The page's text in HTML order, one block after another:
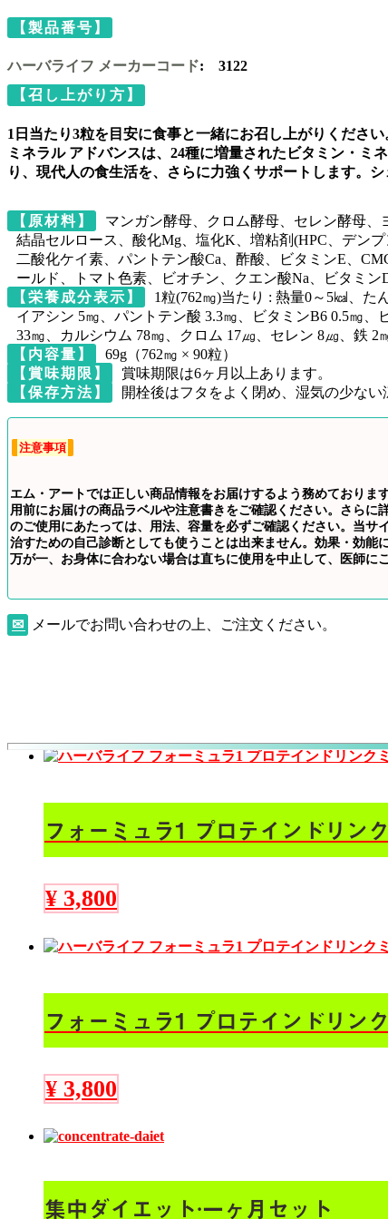
【製品番号】
ハーバライフ メーカーコード:
3122
【召し上がり方】
1日当たり3粒を目安に食事と一緒にお召し上がりくださ
ミネラル アドバンスは、24種に増量されたビタミン・ミ
り、現代人の食生活を、さらに力強くサポートします。
【原材料】
マンガン酵母、クロム酵母、セレン酵母
結晶セルロース、酸化Mg、塩化K、増粘剤(HPC、デン
二酸化ケイ素、パントテン酸Ca、酢酸、ビタミンE、
ールド、トマト色素、ビオチン、クエン酸Na、ビタミ
【栄養成分表示】
1粒(762㎎)当たり : 熱量0～5㎉、た
イアシン 5㎎、パントテン酸 3.3㎎、ビタミンB6 0.5㎎、
33㎎、カルシウム 78㎎、クロム 17㎍、セレン 8㎍、鉄
【内容量】
69g （762㎎ × 90粒）
【賞味期限】
賞味期限は6ヶ月以上あります。
【保存方法】
開栓後はフタをよく閉め、湿気の少ない
注意事項
エム・アートでは正しい商品情報をお届けするよう務めており
用前にお届けの商品ラベルや注意書きをご確認ください。さら
のご使用にあたっては、用法、容量を必ずご確認ください。当
治すための自己診断としても使うことは出来ません。効果・効能
万が一、お身体に合わない場合は直ちに使用を中止して、医師に
✉ メールでお問い合わせの上、ご注文ください。
フォーミュラ1 プロテインドリン
¥ 3,800
フォーミュラ1 プロテインドリン
¥ 3,800
集中ダイエット·一ヶ月セット